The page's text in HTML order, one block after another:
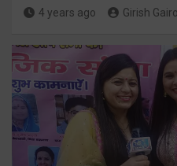
4 years ago Girish